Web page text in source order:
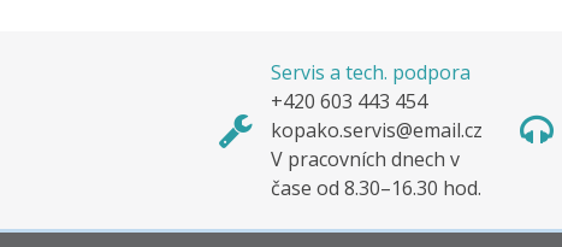
Servis a tech. podpora
+420 603 443 454
kopako.servis@email.cz
V pracovních dnech v
čase od 8.30–16.30 hod.